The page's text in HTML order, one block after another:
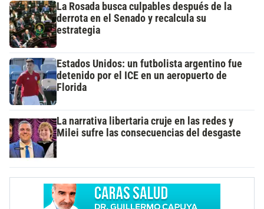
La Rosada busca culpables después de la
derrota en el Senado y recalcula su
estrategia
Estados Unidos: un futbolista argentino fue
detenido por el ICE en un aeropuerto de
Florida
La narrativa libertaria cruje en las redes y
Milei sufre las consecuencias del desgaste